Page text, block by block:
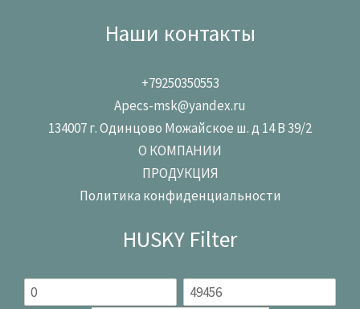
Наши контакты
+79250350553
Apecs-msk@yandex.ru
134007 г. Одинцово Можайское ш. д 14 В 39/2
О КОМПАНИИ
ПРОДУКЦИЯ
Политика конфиденциальности
HUSKY Filter